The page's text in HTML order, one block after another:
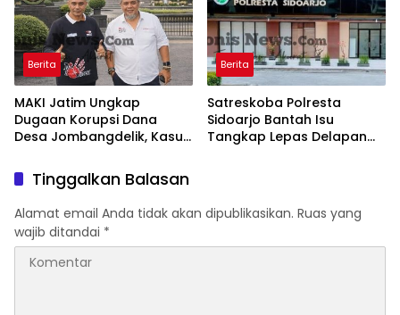
Berita
MAKI Jatim Ungkap
Dugaan Korupsi Dana
Desa Jombangdelik, Kasus
Pengadaan Mebelair
Segera Dilaporkan ke
Kejati Jatim
Berita
Satreskoba Polresta
Sidoarjo Bantah Isu
Tangkap Lepas Delapan
Tinggalkan Balasan
Alamat email Anda tidak akan dipublikasikan. Ruas yang
wajib ditandai *